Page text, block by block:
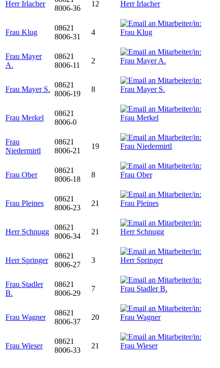
Herr Irlacher
8006-36
12
Frau Klug
08621
8006-31
4
Frau Mayer
A.
08621
8006-11
2
Frau Mayer S.
08621
8006-19
8
Frau Merkel
08621
8006-0
Frau
Niedermirtl
08621
8006-21
19
Frau Ober
08621
8006-18
8
Frau Pleines
08621
8006-23
21
Herr Schnugg
08621
8006-34
21
Herr Springer
08621
8006-27
3
Frau Stadler
B.
08621
8006-29
7
Frau Wagner
08621
8006-37
20
Frau Wieser
08621
8006-33
21